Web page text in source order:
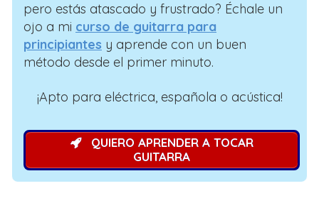
pero estás atascado y frustrado? Échale un
ojo a mi curso de guitarra para
principiantes y aprende con un buen
método desde el primer minuto.
¡Apto para eléctrica, española o acústica!
QUIERO APRENDER A TOCAR
GUITARRA